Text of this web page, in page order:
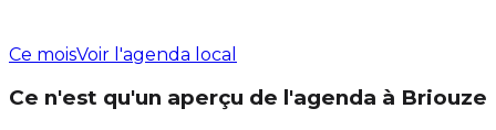
Ce moisVoir l'agenda local
Ce n'est qu'un aperçu de l'agenda à Briouze